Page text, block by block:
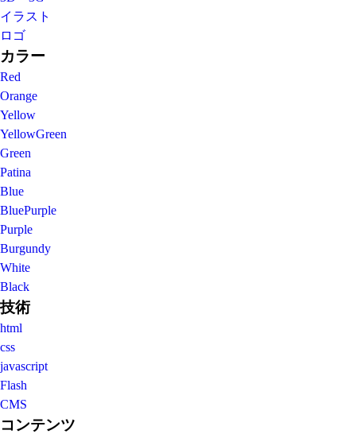
イラスト
ロゴ
カラー
Red
Orange
Yellow
YellowGreen
Green
Patina
Blue
BluePurple
Purple
Burgundy
White
Black
技術
html
css
javascript
Flash
CMS
コンテンツ